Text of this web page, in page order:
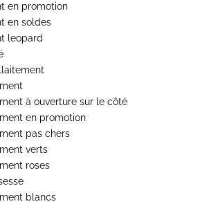
en promotion
en soldes
leopard
à ouverture sur le côté
en promotion
pas chers
verts
roses
blancs